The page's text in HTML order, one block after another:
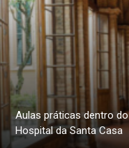
Aulas práticas dentro do
Hospital da Santa Casa